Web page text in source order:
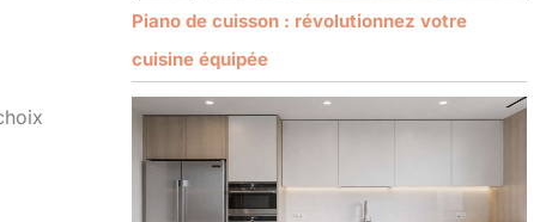
Piano de cuisson : révolutionnez votre
cuisine équipée